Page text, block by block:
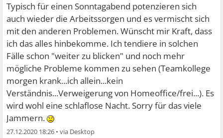
Typisch für einen Sonntagabend potenzieren sich
auch wieder die Arbeitssorgen und es vermischt sich
mit den anderen Problemen. Wünscht mir Kraft, dass
ich das alles hinbekomme. Ich tendiere in solchen
Fälle schon "weiter zu blicken" und noch mehr
mögliche Probleme kommen zu sehen (Teamkollege
morgen krank...ich allein...kein
Verständnis...Verweigerung von Homeoffice/frei...). Es
wird wohl eine schlaflose Nacht. Sorry für das viele
Jammern.
27.12.2020 18:26 •